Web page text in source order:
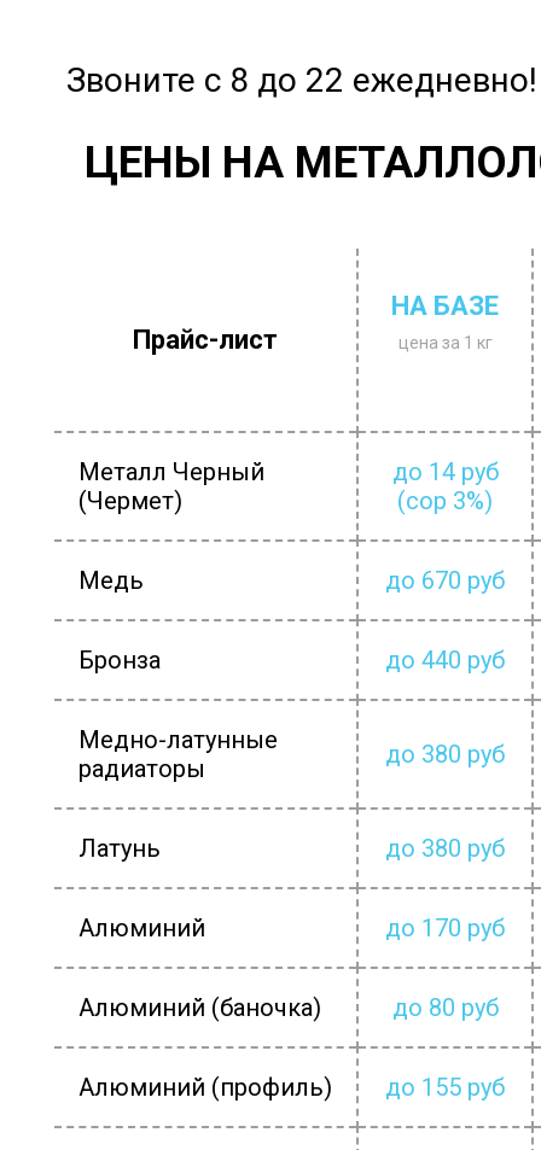
Звоните с 8 до 22 ежедневно!
ЦЕНЫ НА
Прайс-лист
НА БАЗЕ
цена за 1 кг
Металл Черный
(Чермет)
до 14 руб
(сор 3%)
Медь до 670 руб
Бронза до 440 руб
Медно-латунные
радиаторы
до 380 руб
Латунь до 380 руб
Алюминий до 170 руб
Алюминий (баночка) до 80 руб
Алюминий (профиль) до 155 руб